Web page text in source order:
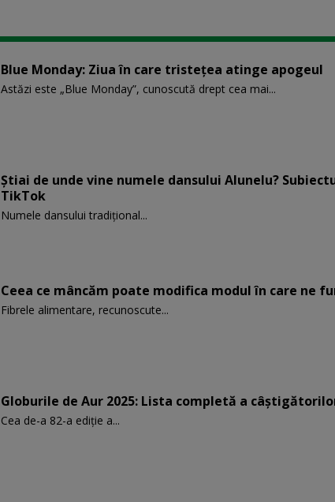
Blue Monday: Ziua în care tristețea atinge apogeul
Astăzi este „Blue Monday”, cunoscută drept cea mai...
Știai de unde vine numele dansului Alunelu?
TikTok
Numele dansului tradițional...
Ceea ce mâncăm poate modifica modul în care ne
Fibrele alimentare, recunoscute...
Globurile de Aur 2025: Lista completă a
Cea de-a 82-a ediție a...